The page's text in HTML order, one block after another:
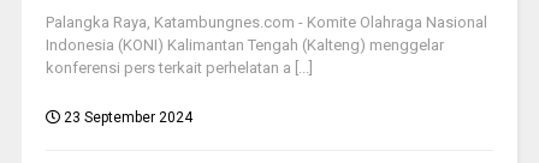
Palangka Raya, Katambungnes.com - Komite Olahraga Nasional
Indonesia (KONI) Kalimantan Tengah (Kalteng) menggelar
konferensi pers terkait perhelatan a [...]
23 September 2024